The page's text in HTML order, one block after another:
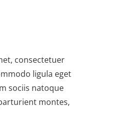
consectetuer
ligula eget
sociis natoque
montes,